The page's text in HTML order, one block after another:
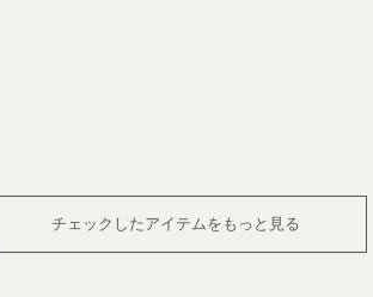
チェックしたアイテムをもっと見る